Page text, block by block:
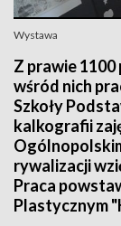
Wystawa
Z prawie
wśród nich
Szkoły
kalkografii
rywalizacji
Praca
Plastycznym